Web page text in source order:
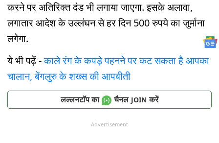
करने पर अतिरिक्त दंड भी लगाया जाएगा. इसके अलावा,
लगातार आदेश के उल्लंघन से हर दिन 500 रुपये का जुर्माना
लगेगा.
ये भी पढ़ें -काले रंग के कपड़े पहनने पर कट सकता है आपका
चालान, बेंगलुरु के शख्स की आपबीती
लल्लनटॉप का चैनल JOIN करें
Advertisement